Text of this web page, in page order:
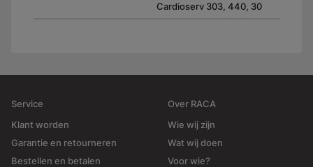
Cardioserv 303, 440, 30
Service
Klant worden
Garantie en retourneren
Bestellen en betalen
Over RACA
Wie wij zijn
Wat wij doen
Voor wie?